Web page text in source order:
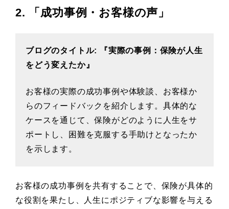
2. 「成功事例・お客様の声」
ブログのタイトル: 『実際の事例：保険が人生
をどう変えたか』
お客様の実際の成功事例や体験談、お客様か
らのフィードバックを紹介します。具体的な
ケースを通じて、保険がどのように人生をサ
ポートし、困難を克服する手助けとなったか
を示します。
お客様の成功事例を共有することで、保険が具体的
な役割を果たし、人生にポジティブな影響を与える